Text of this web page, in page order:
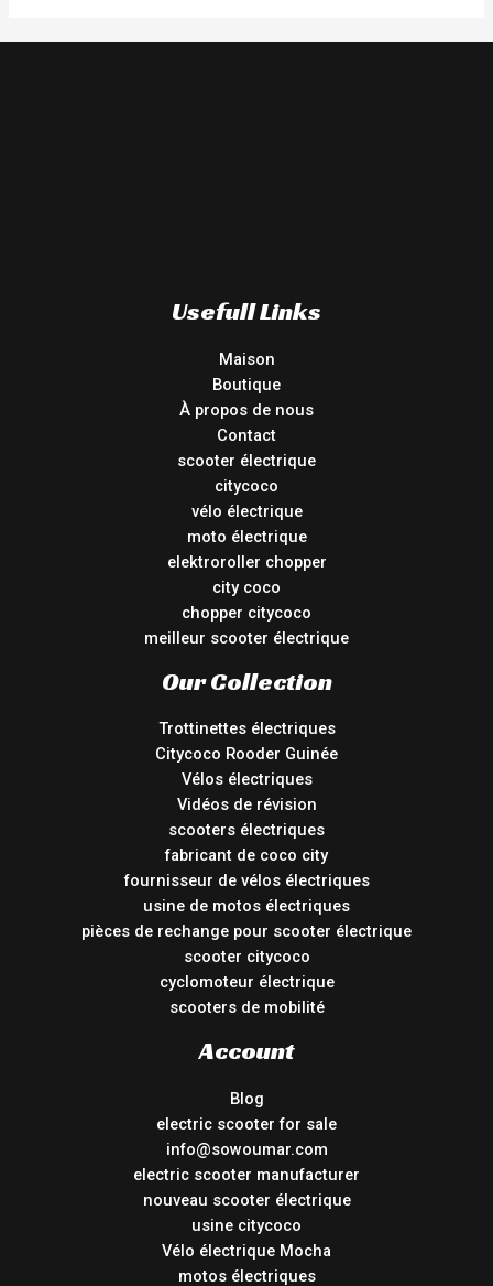
Usefull Links
Maison
Boutique
À propos de nous
Contact
scooter électrique
citycoco
vélo électrique
moto électrique
elektroroller chopper
city coco
chopper citycoco
meilleur scooter électrique
Our Collection
Trottinettes électriques
Citycoco Rooder Guinée
Vélos électriques
Vidéos de révision
scooters électriques
fabricant de coco city
fournisseur de vélos électriques
usine de motos électriques
pièces de rechange pour scooter électrique
scooter citycoco
cyclomoteur électrique
scooters de mobilité
Account
Blog
electric scooter for sale
info@sowoumar.com
electric scooter manufacturer
nouveau scooter électrique
usine citycoco
Vélo électrique Mocha
motos électriques